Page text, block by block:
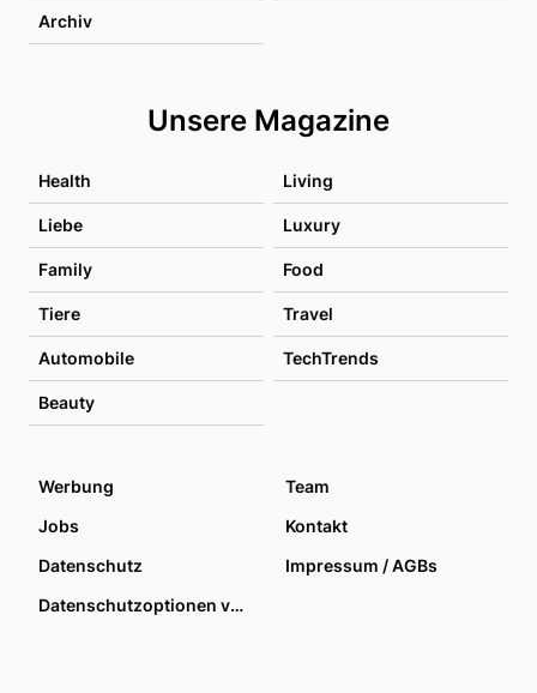
Archiv
Unsere Magazine
Health Living
Liebe Luxury
Family Food
Tiere Travel
Automobile TechTrends
Beauty
Werbung
Team
Jobs
Kontakt
Datenschutz
Impressum / AGBs
Datenschutzoptionen verwalten